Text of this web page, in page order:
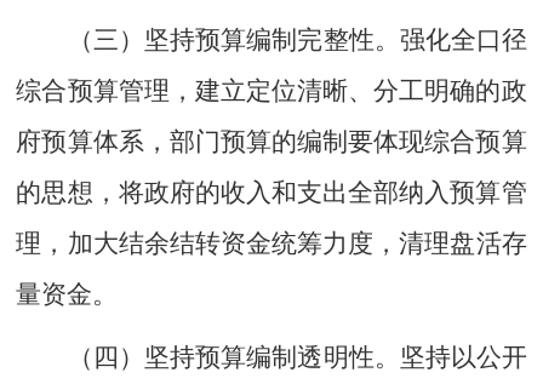
（三）坚持预算编制完整性。 强化全口径
综合预算管理，建立定位清晰、分工明确的政
府预算体系，部门预算的编制要体现综合预算
的思想，将政府的收入和支出全部纳入预算管
理，加大结余结转资金统筹力度，清理盘活存
量资金。
（四）坚持预算编制透明性。
坚持以公开